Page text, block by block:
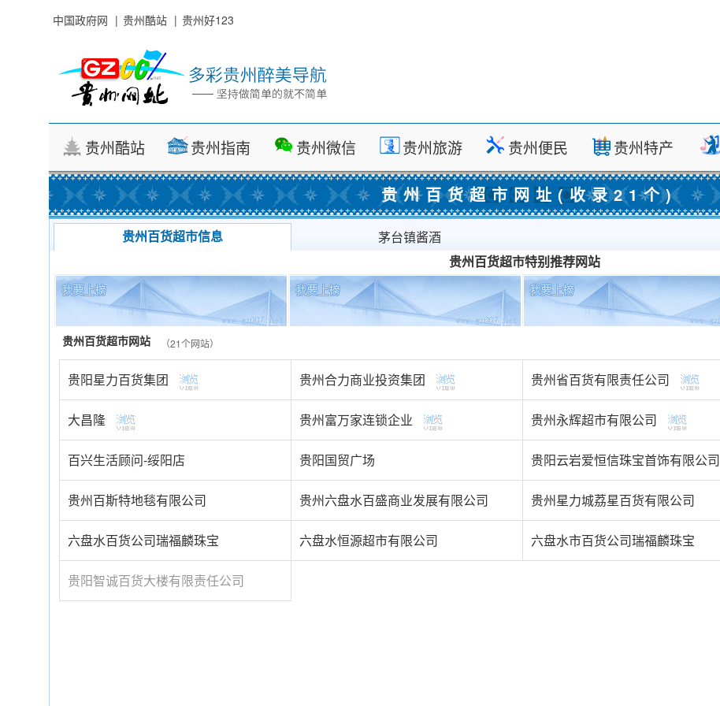
中国政府网 | 贵州酷站 | 贵州好123
贵州酷站 贵州指南 贵州微信 贵州旅游 贵州便民 贵州特产
贵州百货超市网址(收录21个)
贵州百货超市信息 茅台镇酱酒
贵州百货超市特别推荐网站
贵州百货超市网站 （21个网站）
贵阳星力百货集团 贵州合力商业投资集团 贵州省百货有限责任公司
大昌隆 贵州富万家连锁企业 贵州永辉超市有限公司
百兴生活顾问-绥阳店 贵阳国贸广场 贵阳云岩爱恒信珠宝首饰有限公司
贵州百斯特地毯有限公司 贵州六盘水百盛商业发展有限公司 贵州星力城荔星百货有限公司
六盘水百货公司瑞福麟珠宝 六盘水恒源超市有限公司 六盘水市百货公司瑞福麟珠宝
贵阳智诚百货大楼有限责任公司